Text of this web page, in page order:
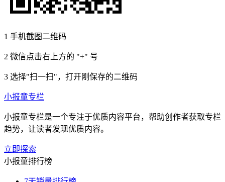
1 手机截图二维码
2 微信点击右上方的 "+" 号
3 选择"扫一扫"，打开刚保存的二维码
小报童专栏
小报童专栏是一个专注于优质内容平台，帮助创作者获取专栏
趋势，让读者发现优质内容。
立即探索
小报童排行榜